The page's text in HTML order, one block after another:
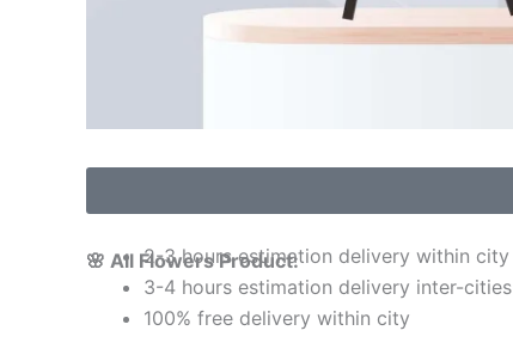
🌸 All Flowers Product:
2-3 hours estimation delivery within city
3-4 hours estimation delivery inter-cities
100% free delivery within city